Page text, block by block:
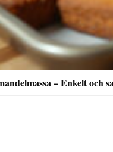
– Enkelt och